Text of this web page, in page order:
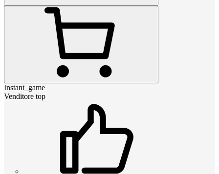
Instant_game
Venditore top